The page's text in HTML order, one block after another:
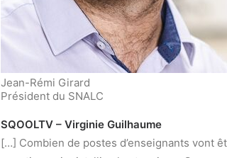
Jean-Rémi Girard
Président du SNALC
SQOOLTV – Virginie Guilhaume
[…] Combien de postes d’enseignants vont